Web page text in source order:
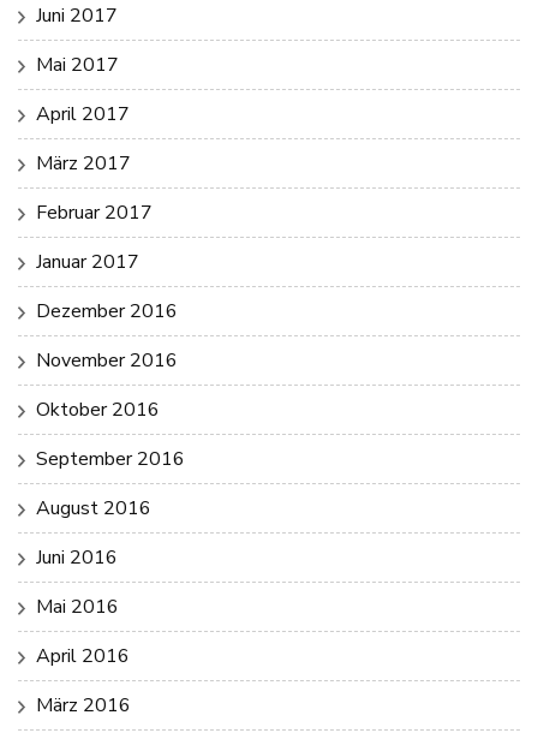
Juni 2017
Mai 2017
April 2017
März 2017
Februar 2017
Januar 2017
Dezember 2016
November 2016
Oktober 2016
September 2016
August 2016
Juni 2016
Mai 2016
April 2016
März 2016